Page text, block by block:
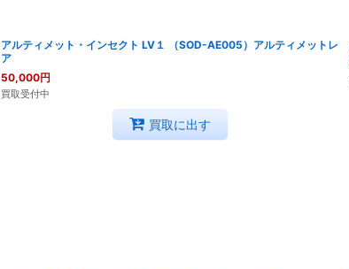
アルティメット・インセクト LV１ （SOD-AE005）アルティメットレ
ア
50,000円
買取受付中
買取に出す